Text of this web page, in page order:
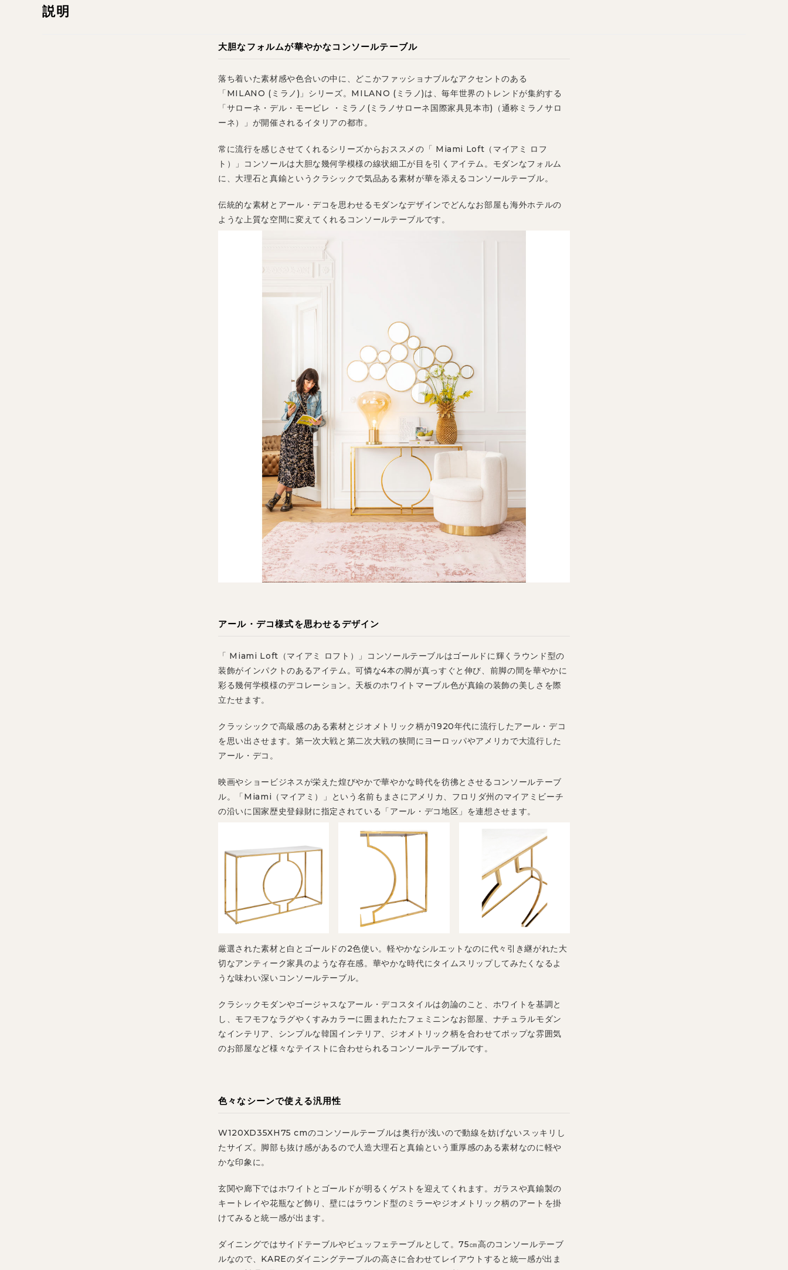
説明
大胆なフォルムが華やかなコンソールテーブル
落ち着いた素材感や色合いの中に、どこかファッショナブルなアクセントのある
「MILANO (ミラノ)」シリーズ。MILANO (ミラノ)は、毎年世界のトレンドが集約する
「サローネ・デル・モービレ ・ミラノ(ミラノサローネ国際家具見本市)（通称ミラノサロ
ーネ）」が開催されるイタリアの都市。
常に流行を感じさせてくれるシリーズからおススメの「 Miami Loft（マイアミ ロフ
ト）」コンソールは大胆な幾何学模様の線状細工が目を引くアイテム。モダンなフォルム
に、大理石と真鍮というクラシックで気品ある素材が華を添えるコンソールテーブル。
伝統的な素材とアール・デコを思わせるモダンなデザインでどんなお部屋も海外ホテルの
ような上質な空間に変えてくれるコンソールテーブルです。
アール・デコ様式を思わせるデザイン
「 Miami Loft（マイアミ ロフト）」コンソールテーブルはゴールドに輝くラウンド型の
装飾がインパクトのあるアイテム。可憐な4本の脚が真っすぐと伸び、前脚の間を華やかに
彩る幾何学模様のデコレーション。天板のホワイトマーブル色が真鍮の装飾の美しさを際
立たせます。
クラッシックで高級感のある素材とジオメトリック柄が1920年代に流行したアール・デコ
を思い出させます。第一次大戦と第二次大戦の狭間にヨーロッパやアメリカで大流行した
アール・デコ。
映画やショービジネスが栄えた煌びやかで華やかな時代を彷彿とさせるコンソールテーブ
ル。「Miami（マイアミ）」という名前もまさにアメリカ、フロリダ州のマイアミビーチ
の沿いに国家歴史登録財に指定されている「アール・デコ地区」を連想させます。
厳選された素材と白とゴールドの2色使い。軽やかなシルエットなのに代々引き継がれた大
切なアンティーク家具のような存在感。華やかな時代にタイムスリップしてみたくなるよ
うな味わい深いコンソールテーブル。
クラシックモダンやゴージャスなアール・デコスタイルは勿論のこと、ホワイトを基調と
し、モフモフなラグやくすみカラーに囲まれたたフェミニンなお部屋、ナチュラルモダン
なインテリア、シンプルな韓国インテリア、ジオメトリック柄を合わせてポップな雰囲気
のお部屋など様々なテイストに合わせられるコンソールテーブルです。
色々なシーンで使える汎用性
W120XD35XH75 cmのコンソールテーブルは奥行が浅いので動線を妨げないスッキリし
たサイズ。脚部も抜け感があるので人造大理石と真鍮という重厚感のある素材なのに軽や
かな印象に。
玄関や廊下ではホワイトとゴールドが明るくゲストを迎えてくれます。ガラスや真鍮製の
キートレイや花瓶など飾り、壁にはラウンド型のミラーやジオメトリック柄のアートを掛
けてみると統一感が出ます。
ダイニングではサイドテーブルやビュッフェテーブルとして。75㎝高のコンソールテーブ
ルなので、KAREのダイニングテーブルの高さに合わせてレイアウトすると統一感が出ま